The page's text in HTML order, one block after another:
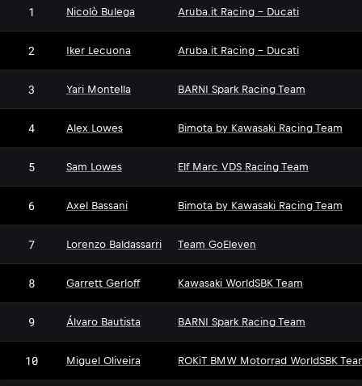
1 Nicolò Bulega Aruba.it Racing - Ducati
2 Iker Lecuona Aruba.it Racing - Ducati
3 Yari Montella BARNI Spark Racing Team
4 Alex Lowes Bimota by Kawasaki Racing Team
5 Sam Lowes Elf Marc VDS Racing Team
6 Axel Bassani Bimota by Kawasaki Racing Team
7 Lorenzo Baldassarri Team GoEleven
8 Garrett Gerloff Kawasaki WorldSBK Team
9 Álvaro Bautista BARNI Spark Racing Team
10 Miguel Oliveira ROKiT BMW Motorrad WorldSBK